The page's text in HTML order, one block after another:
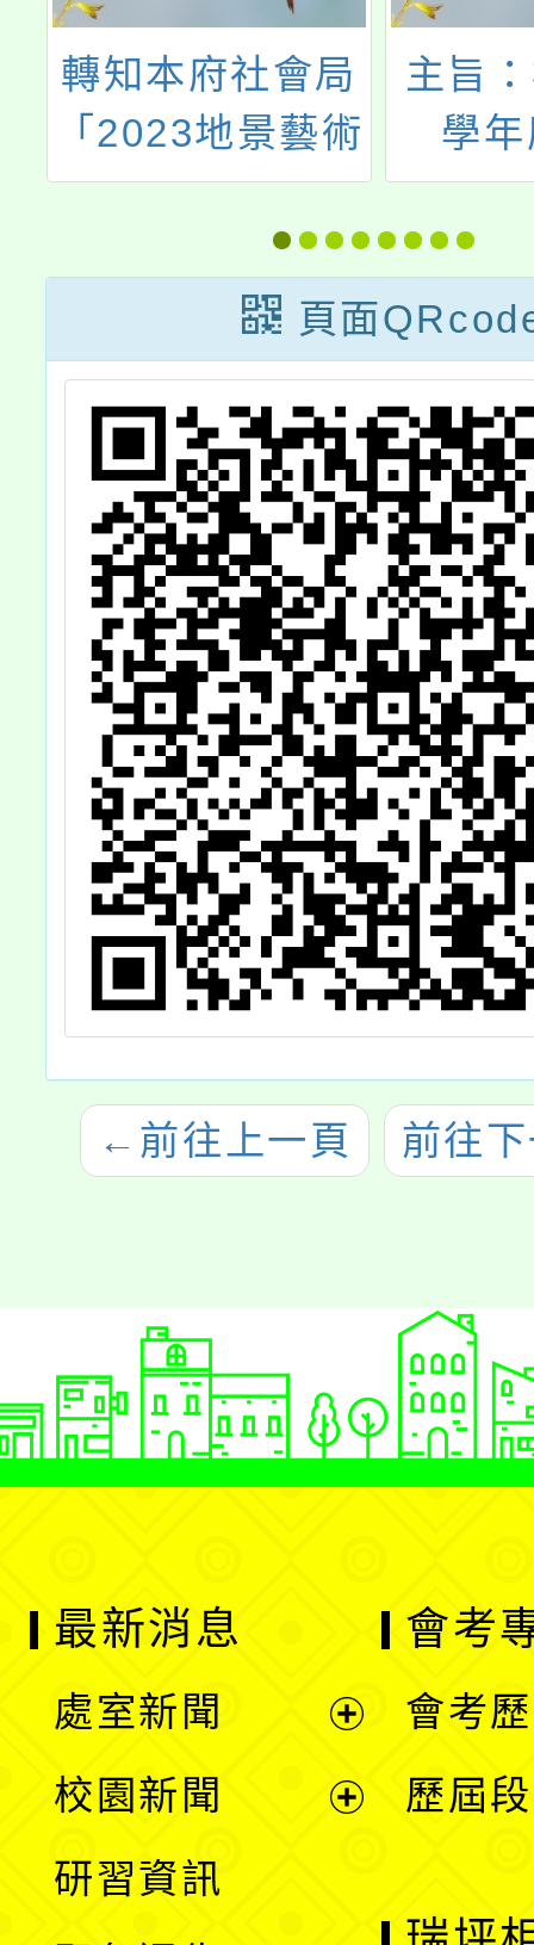
主旨：檢送114
學年度暑假
（114年7月1日
至8月29日）本
府所屬各單位暨
各級學校志願服
務學習活動彙整
表1份，詳如說
明，請查照。
主旨
導學
參與
動相
項，
權益
頁面
← 前往上一頁 前往
最新消息
處室新聞
校園新聞
研習資訊
會考
會考
歷屆